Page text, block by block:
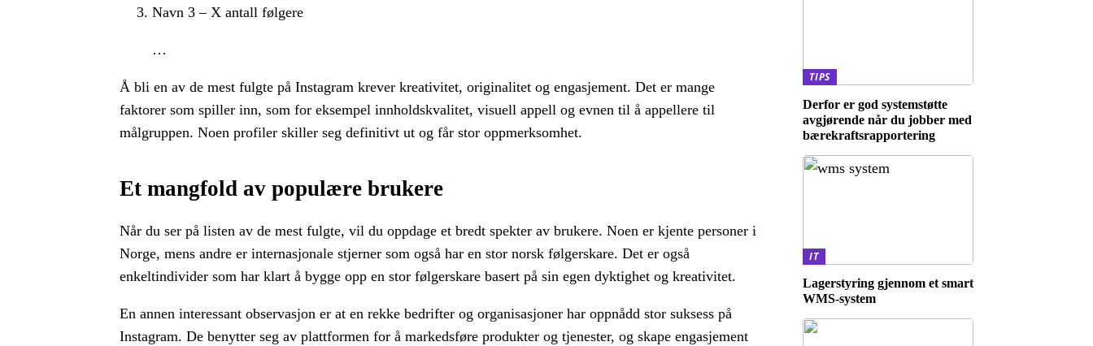
Navn 3 – X antall følgere
…
Å bli en av de mest fulgte på Instagram krever kreativitet, originalitet og engasjement. Det er mange
faktorer som spiller inn, som for eksempel innholdskvalitet, visuell appell og evnen til å appellere til
målgruppen. Noen profiler skiller seg definitivt ut og får stor oppmerksomhet.
Et mangfold av populære brukere
Når du ser på listen av de mest fulgte, vil du oppdage et bredt spekter av brukere. Noen er kjente personer i
Norge, mens andre er internasjonale stjerner som også har en stor norsk følgerskare. Det er også
enkeltindivider som har klart å bygge opp en stor følgerskare basert på sin egen dyktighet og kreativitet.
En annen interessant observasjon er at en rekke bedrifter og organisasjoner har oppnådd stor suksess på
Instagram. De benytter seg av plattformen for å markedsføre produkter og tjenester, og skape engasjement
TIPS
Derfor er god systemstøtte
avgjørende når du jobber med
bærekraftsrapportering
IT
Lagerstyring gjennom et smart
WMS-system